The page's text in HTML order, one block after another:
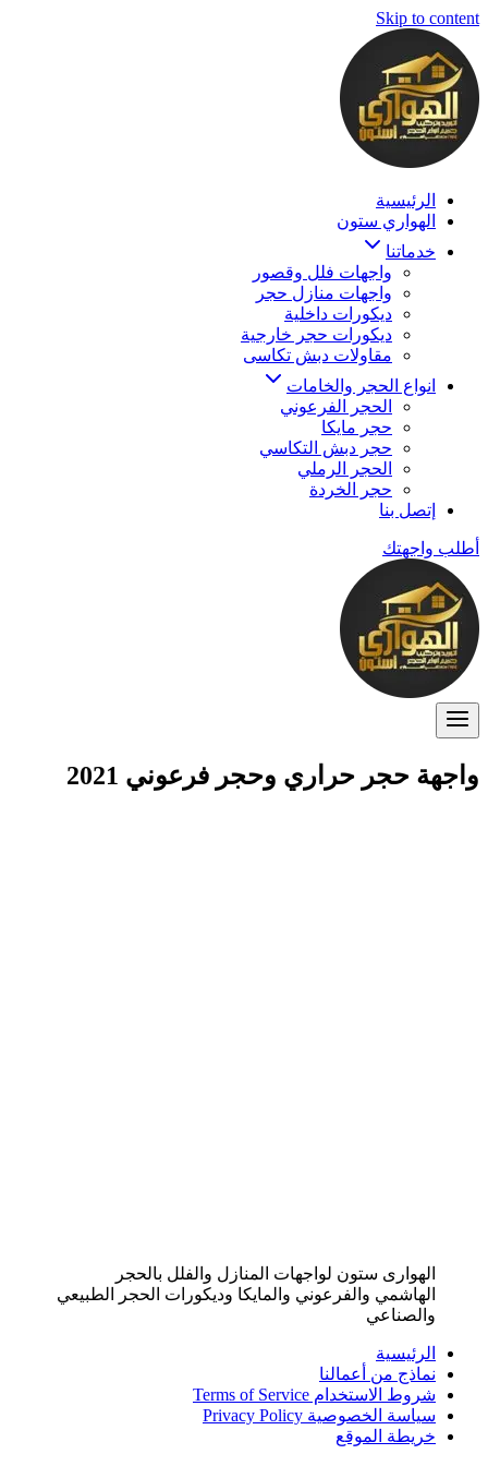
Skip to content
الرئيسية
الهواري ستون
خدماتنا
واجهات فلل وقصور
واجهات منازل حجر
ديكورات داخلية
ديكورات حجر خارجية
مقاولات دبش تكاسى
انواع الحجر والخامات
الحجر الفرعوني
حجر مايكا
حجر دبش التكاسي
الحجر الرملي
حجر الخردة
إتصل بنا
أطلب واجهتك
واجهة حجر حراري وحجر فرعوني 2021
الهوارى ستون لواجهات المنازل والفلل بالحجر
الهاشمي والفرعوني والمايكا وديكورات الحجر الطبيعي
والصناعي
الرئيسية
نماذج من أعمالنا
شروط الاستخدام Terms of Service
سياسة الخصوصية Privacy Policy
خريطة الموقع